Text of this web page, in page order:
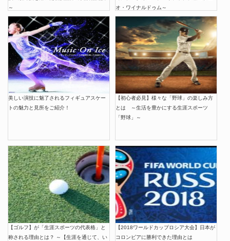
～
オ・ワイナルドゥム～
美しい演技に魅了されるフィギュアスケー
トの魅力と見所をご紹介！
【初心者必見】様々な「野球」の楽しみ方
とは ～生活を豊かにする生涯スポーツ
「野球」～
【ゴルフ】が「生涯スポーツの代表格」と
称される理由とは？ ～【生涯を通じて、い
【2018ワールドカップロシア大会】日本が
コロンビアに勝利できた理由とは